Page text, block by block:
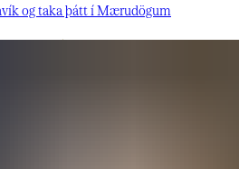
og taka þátt í Mærudögum